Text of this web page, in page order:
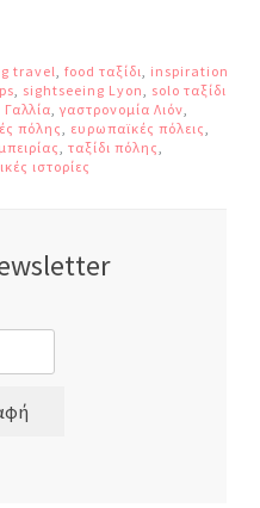
travel, food ταξίδι, inspiration
, sightseeing Lyon, solo ταξίδι
Γαλλία, γαστρονομία Λιόν,
πόλης, ευρωπαϊκές πόλεις,
, ταξίδι πόλης,
ιστορίες